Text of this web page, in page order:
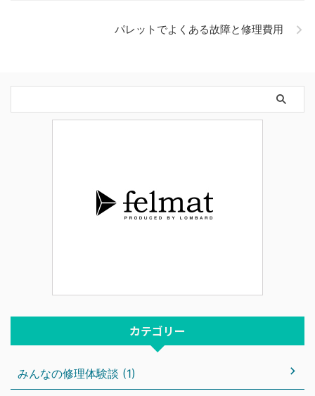
パレットでよくある故障と修理費用
カテゴリー
みんなの修理体験談 (1)